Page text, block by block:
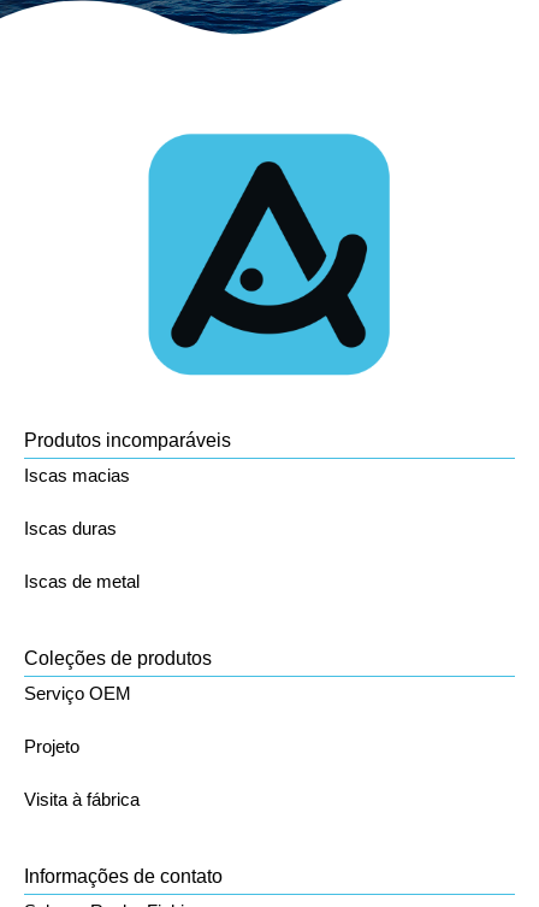
Produtos incomparáveis
Iscas macias
Iscas duras
Iscas de metal
Coleções de produtos
Serviço OEM
Projeto
Visita à fábrica
Informações de contato